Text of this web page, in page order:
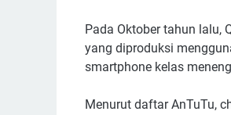
Pada Oktober tahun lalu,
yang diproduksi
smartphone kelas
Menurut daftar AnTuTu,